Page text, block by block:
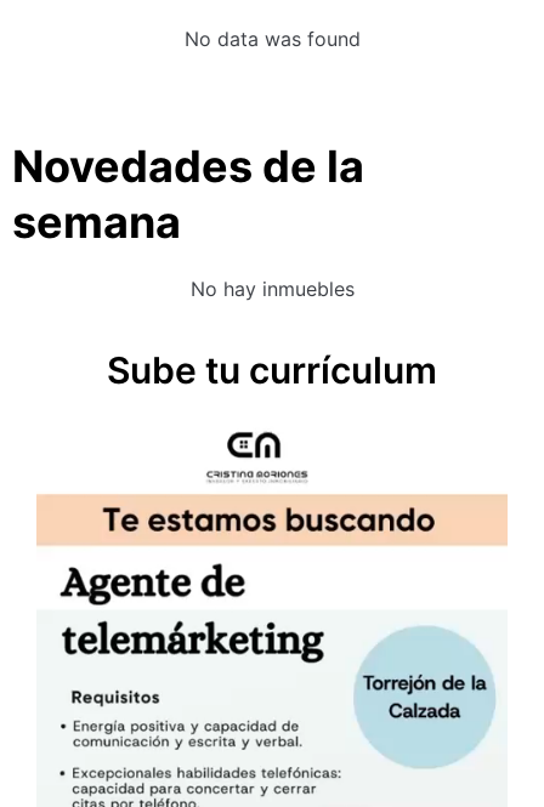
No data was found
Novedades de la
semana
No hay inmuebles
Sube tu currículum